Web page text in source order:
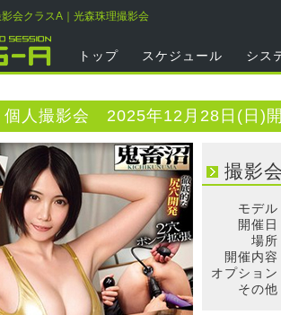
会クラスA｜光森珠理撮影会
トップ スケジュール シス
人撮影会 2025年12月28日(日)
撮影
モデル
開催
場所
開催内容
オプション
その他